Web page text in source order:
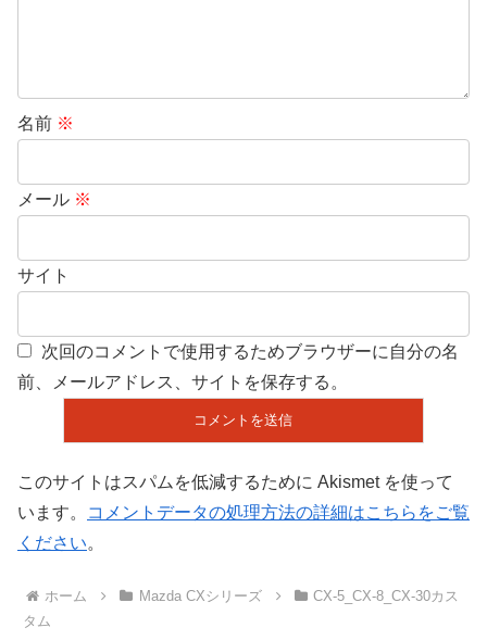
名前 ※
メール ※
サイト
次回のコメントで使用するためブラウザーに自分の名
前、メールアドレス、サイトを保存する。
このサイトはスパムを低減するために Akismet を使って
います。
コメントデータの処理方法の詳細はこちらをご覧
ください。
ホーム Mazda CXシリーズ
CX-5_CX-8_CX-30カス
タム